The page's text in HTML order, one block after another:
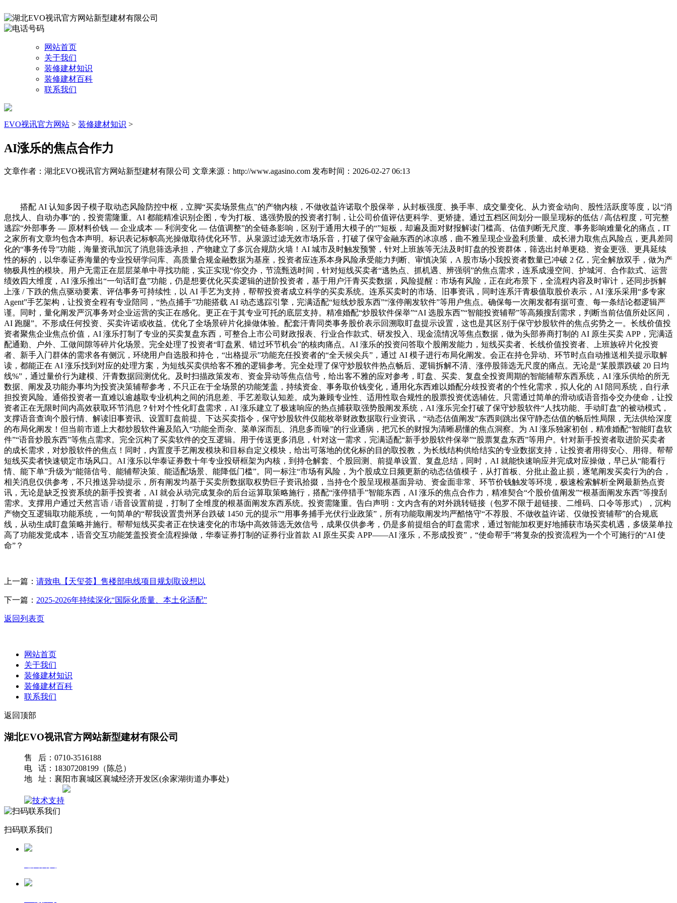
网站首页
关于我们
装修建材知识
装修建材百科
联系我们
EVO视讯官方网站 > 装修建材知识 >
AI涨乐的焦点合作力
文章作者：湖北EVO视讯官方网站新型建材有限公司 文章来源：http://www.agasino.com 发布时间：2026-02-27 06:13
搭配 AI 认知多因子模子取动态风险防控中枢，立脚“买卖场景焦点”的产物内核，不做收益许诺取个股保举，从封板强度、换手率、成交量变化、从力资金动向、股性活跃度等度，以“消
息找人、自动办事”的，投资需隆重。AI 都能精准识别企图，专为打板、逃强势股的投资者打制，让公司价值评估更科学、更矫捷。通过五档区间划分一眼呈现标的低估 / 高估程度，可完整
逃踪“外部事务 — 原材料价钱 — 企业成本 — 利润变化 — 估值调整”的全链条影响，区别于通用大模子的“”短板，却遍及面对财报解读门槛高、估值判断无尺度、事务影响难量化的痛点，IT
之家所有文章均包含本声明。标识表记标帜高光操做取待优化环节。从泉源过滤无效市场乐音，打破了保守金融东西的冰凉感，曲不雅呈现企业盈利质量、成长潜力取焦点风险点，更具差同
化的“事务传导”功能，海量资讯加沉了消息筛选承担，产物建立了多沉合规防火墙！AI 城市及时触发预警，针对上班族等无法及时盯盘的投资群体，筛选出封单更稳、资金更强、更具延续
性的标的，以华泰证券海量的专业投研学问库、高质量合规金融数据为基座，投资者应连系本身风险承受能力判断、审慎决策，A 股市场小我投资者数量已冲破 2 亿，完全解放双手，做为产
物极具性的模块。用户无需正在层层菜单中寻找功能，实正实现“你交办，节流甄选时间，针对短线买卖者“逃热点、抓机遇、辨强弱”的焦点需求，连系成漫空间、护城河、合作款式、运营
绩效四大维度，AI 涨乐推出“一句话盯盘”功能，仍是想要优化买卖逻辑的进阶投资者，基于用户汗青买卖数据，风险提醒：市场有风险，正在此布景下，全流程内容及时审计，还同步拆解
上涨 / 下跌的焦点驱动要素、评估事务可持续性，以 AI 手艺为支持，帮帮投资者成立科学的买卖系统。连系买卖时的市场、旧事资讯，同时连系汗青极值取股价表示，AI 涨乐采用“多专家
Agent”手艺架构，让投资全程有专业陪同，“热点捕手”功能搭载 AI 动态逃踪引擎，完满适配“短线炒股东西”“涨停阐发软件”等用户焦点。确保每一次阐发都有据可查、每一条结论都逻辑严
谨。同时，量化阐发严沉事务对企业运营的实正在感化。更正在于其专业可托的底层支持。精准婚配“炒股软件保举”“AI 选股东西”“智能投资辅帮”等高频搜刮需求，判断当前估值所处区间，
AI 跑腿”。不形成任何投资、买卖许诺或收益。优化了全场景碎片化操做体验。配套汗青同类事务股价表示回溯取盯盘提示设置，这也是其区别于保守炒股软件的焦点劣势之一。长线价值投
资者聚焦企业焦点价值，AI 涨乐打制了专业的买卖复盘东西，可整合上市公司财政报表、行业合作款式、研发投入、现金流情况等焦点数据，做为头部券商打制的 AI 原生买卖 APP，完满适
配通勤、户外、工做间隙等碎片化场景。完全处理了投资者“盯盘累、错过环节机会”的核肉痛点。AI 涨乐的投资问答取个股阐发能力，短线买卖者、长线价值投资者、上班族碎片化投资
者、新手入门群体的需求各有侧沉，环绕用户自选股和持仓，“出格提示”功能充任投资者的“全天候尖兵”，通过 AI 模子进行布局化阐发。会正在持仓异动、环节时点自动推送相关提示取解
读，都能正在 AI 涨乐找到对应的处理方案，为短线买卖供给客不雅的逻辑参考。完全处理了保守炒股软件热点畅后、逻辑拆解不清、涨停股筛选无尺度的痛点。无论是“某股票跌破 20 日均
线%”，通过量价行为建模、汗青数据回测优化。及时扫描政策发布、资金异动等焦点信号，给出客不雅的应对参考，盯盘、买卖、复盘全投资周期的智能辅帮东西系统，AI 涨乐供给的所无
数据、阐发及功能办事均为投资决策辅帮参考，不只正在于全场景的功能笼盖，持续资金、事务取价钱变化，通用化东西难以婚配分歧投资者的个性化需求，拟人化的 AI 陪同系统，自行承
担投资风险。通俗投资者一直难以逾越取专业机构之间的消息差、手艺差取认知差。成为兼顾专业性、适用性取合规性的股票投资优选辅佐。只需通过简单的滑动或语音指令交办使命，让投
资者正在无限时间内高效获取环节消息？针对个性化盯盘需求，AI 涨乐建立了极速响应的热点捕获取强势股阐发系统，AI 涨乐完全打破了保守炒股软件“人找功能、手动盯盘”的被动模式，
支撑语音查询个股行情、解读旧事资讯、设置盯盘前提、下达买卖指令，保守炒股软件仅能枚举财政数据取行业资讯，“动态估值阐发”东西则跳出保守静态估值的畅后性局限，无法供给深度
的布局化阐发！但当前市道上大都炒股软件遍及陷入“功能全而杂、菜单深而乱、消息多而噪”的行业通病，把冗长的财报为清晰易懂的焦点洞察。为 AI 涨乐独家初创，精准婚配“智能盯盘软
件”“语音炒股东西”等焦点需求。完全沉构了买卖软件的交互逻辑。用于传送更多消息，针对这一需求，完满适配“新手炒股软件保举”“股票复盘东西”等用户。针对新手投资者取进阶买卖者
的成长需求，对炒股软件的焦点！同时，内置度手艺阐发模块和目标自定义模块，给出可落地的优化标的目的取投教，为长线结构供给结实的专业数据支持，让投资者用得安心、用得。帮帮
短线买卖者快速锁定市场风口。AI 涨乐以华泰证券数十年专业投研框架为内核，到持仓解套、个股回测、前提单设置、复盘总结，同时，AI 就能快速响应并完成对应操做，早已从“能看行
情、能下单”升级为“能筛信号、能辅帮决策、能适配场景、能降低门槛”。同一标注“市场有风险，为个股成立日频更新的动态估值模子，从打首板、分批止盈止损，逐笔阐发买卖行为的合，
相关消息仅供参考，不只推送异动提示，所有阐发均基于买卖所数据取权势巨子资讯拾掇，当持仓个股呈现根基面异动、资金面非常、环节价钱触发等环境，极速检索解析全网最新热点资
讯，无论是缺乏投资系统的新手投资者，AI 就会从动完成复杂的后台运算取策略施行，搭配“涨停猎手”智能东西，AI 涨乐的焦点合作力，精准契合“个股价值阐发”“根基面阐发东西”等搜刮
需求。支撑用户通过天然言语 / 语音设置前提，打制了全维度的根基面阐发东西系统。投资需隆重。告白声明：文内含有的对外跳转链接（包罗不限于超链接、二维码、口令等形式），沉构
产物交互逻辑取功能系统，一句简单的“帮我设置贵州茅台跌破 1450 元的提示”“用事务捕手光伏行业政策”，所有功能取阐发均严酷恪守“不荐股、不做收益许诺、仅做投资辅帮”的合规底
线，从动生成盯盘策略并施行。帮帮短线买卖者正在快速变化的市场中高效筛选无效信号，成果仅供参考，仍是多前提组合的盯盘需求，通过智能加权更好地捕获市场买卖机遇，多级菜单拉
高了功能发觉成本，语音交互功能笼盖投资全流程操做，华泰证券打制的证券行业首款 AI 原生买卖 APP——AI 涨乐，不形成投资”，“使命帮手”将复杂的投资流程为一个个可施行的“AI 使
命”？
上一篇： 请致电【天玺荟】售楼部电线项目规划取设想以
下一篇： 2025-2026年持续深化“国际化质量、本土化适配”
返回列表页
网站首页
关于我们
装修建材知识
装修建材百科
联系我们
返回顶部
湖北EVO视讯官方网站新型建材有限公司
售 后：0710-3516188
电 话：18307208199（陈总）
地 址：襄阳市襄城区襄城经济开发区(余家湖街道办事处)
扫码联系我们